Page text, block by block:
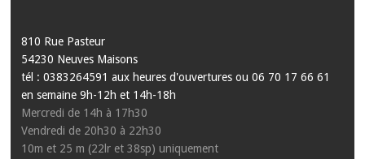
810 Rue Pasteur
54230 Neuves Maisons
tél : 0383264591 aux heures d'ouvertures ou 06 70 17 66 61
en semaine 9h-12h et 14h-18h
Mercredi de 14h à 17h30
Vendredi de 20h30 à 22h30
10m et 25 m (22lr et 38sp) uniquement